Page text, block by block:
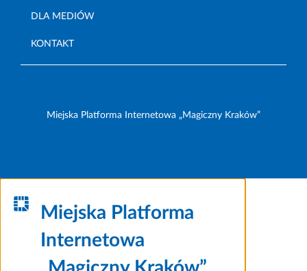
DLA MEDIÓW
KONTAKT
Miejska Platforma Internetowa „Magiczny Kraków”
Miejska Platforma
Internetowa